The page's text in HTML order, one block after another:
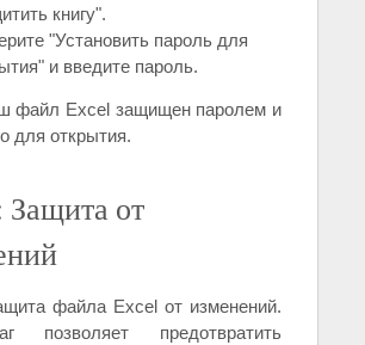
книгу".
"Установить пароль для
и введите пароль.
файл Excel защищен паролем и
для открытия.
от
файла Excel от изменений.
позволяет предотвратить